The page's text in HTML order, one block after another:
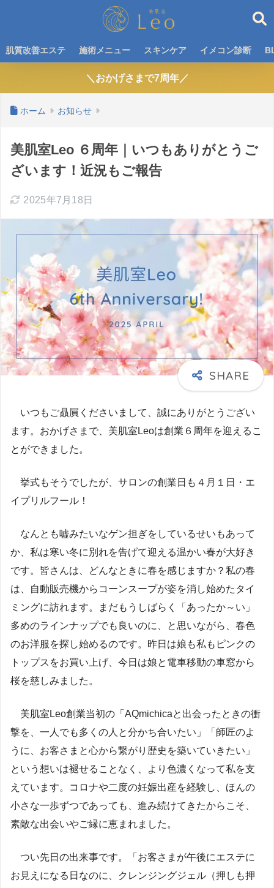
肌質改善エステ 施術メニュー スキンケア イメコン診断
＼おかげさまで7周年／
ホーム お知らせ
美肌室Leo ６周年｜いつもありがとうご
ざいます！近況もご報告
2025年7月18日
いつもご贔屓くださいまして、誠にありがとうござい
ます。おかげさまで、美肌室Leoは創業６周年を迎えるこ
とができました。
挙式もそうでしたが、サロンの創業日も４月１日・エ
イプリルフール！
なんとも嘘みたいなゲン担ぎをしているせいもあって
か、私は寒い冬に別れを告げて迎える温かい春が大好き
です。皆さんは、どんなときに春を感じますか？私の春
は、自動販売機からコーンスープが姿を消し始めたタイ
ミングに訪れます。まだもうしばらく「あったか～い」
多めのラインナップでも良いのに、と思いながら、春色
のお洋服を探し始めるのです。昨日は娘も私もピンクの
トップスをお買い上げ、今日は娘と電車移動の車窓から
桜を慈しみました。
美肌室Leo創業当初の「AQmichicaと出会ったときの衝
撃を、一人でも多くの人と分かち合いたい」「師匠のよ
うに、お客さまと心から繋がり歴史を築いていきたい」
という想いは褪せることなく、より色濃くなって私を支
えています。コロナや二度の妊娠出産を経験し、ほんの
小さな一歩ずつであっても、進み続けてきたからこそ、
素敵な出会いやご縁に恵まれました。
つい先日の出来事です。「お客さまが午後にエステに
お見えになる日なのに、クレンジングジェル（押しも押